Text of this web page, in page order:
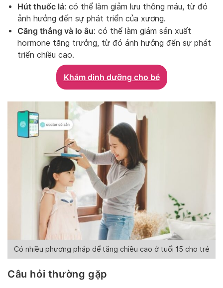
Hút thuốc lá: có thể làm giảm lưu thông máu, từ đó
ảnh hưởng đến sự phát triển của xương.
Căng thẳng và lo âu: có thể làm giảm sản xuất
hormone tăng trưởng, từ đó ảnh hưởng đến sự phát
triển chiều cao.
Khám dinh dưỡng cho bé
Có nhiều phương pháp để tăng chiều cao ở tuổi 15 cho trẻ
Câu hỏi thường gặp